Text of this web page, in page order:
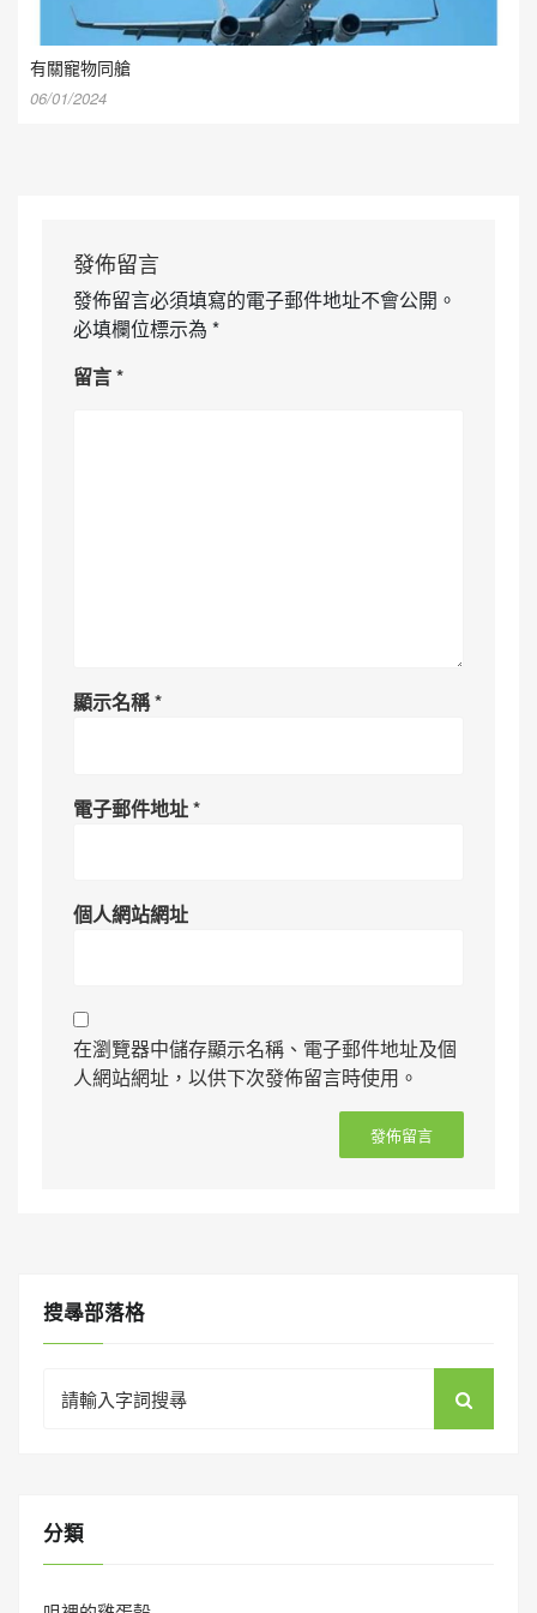
有關寵物同艙
06/01/2024
發佈留言
發佈留言必須填寫的電子郵件地址不會公開。
必填欄位標示為 *
留言*
顯示名稱*
電子郵件地址*
個人網站網址
在瀏覽器中儲存顯示名稱、電子郵件地址及個
人網站網址，以供下次發佈留言時使用。
搜㝷部落格
for:
分類